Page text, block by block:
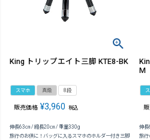
King トリップエイト三脚 KTE8-BK
スマホ 真鍮 8段
販売価格 ¥3,960 税込
伸長63㎝ / 縮長20㎝ / 重量330g
旅行のお供に！バッグに入るスマホのホルダー付き三脚
M
伸長
旅行